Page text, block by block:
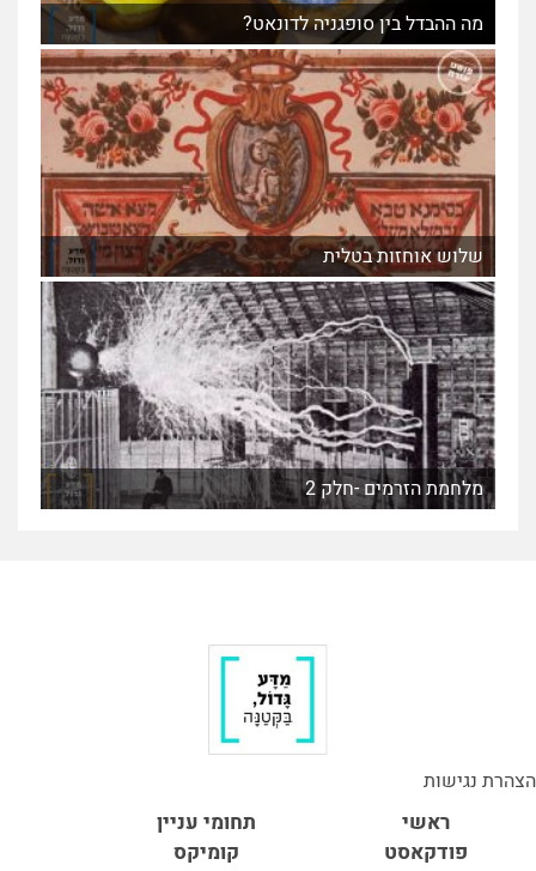
מה ההבדל בין סופגניה לדונאט?
שלוש אוחזות בטלית
מלחמת הזרמים -חלק 2
הצהרת נגישות
ראשי
תחומי עניין
פודקאסט
קומיקס